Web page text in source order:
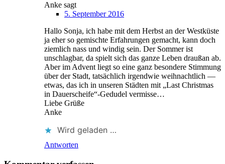
Anke sagt
5. September 2016
Hallo Sonja, ich habe mit dem Herbst an der Westküste
ja eher so gemischte Erfahrungen gemacht, kann doch
ziemlich nass und windig sein. Der Sommer ist
unschlagbar, da spielt sich das ganze Leben draußan ab.
Aber im Advent liegt so eine ganz besondere Stimmung
über der Stadt, tatsächlich irgendwie weihnachtlich —
etwas, das ich in unseren Städten mit „Last Christmas
in Dauerscheife“-Gedudel vermisse…
Liebe Grüße
Anke
Wird geladen …
Antworten